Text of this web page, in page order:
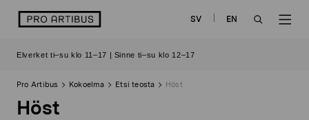
sisältöön
logo SV
EN
Elverket ti–su klo 11–17 | Sinne ti–su klo 12–17
Pro Artibus Kokoelma Etsi teosta Höst
Höst